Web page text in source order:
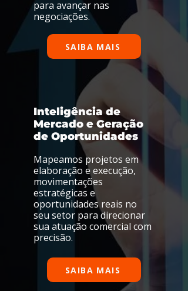
para avançar nas
negociações.
SAIBA MAIS
Inteligência de
Mercado e Geração
de Oportunidades
Mapeamos projetos em
elaboração e execução,
movimentações
estratégicas e
oportunidades reais no
seu setor para direcionar
sua atuação comercial com
precisão.
SAIBA MAIS